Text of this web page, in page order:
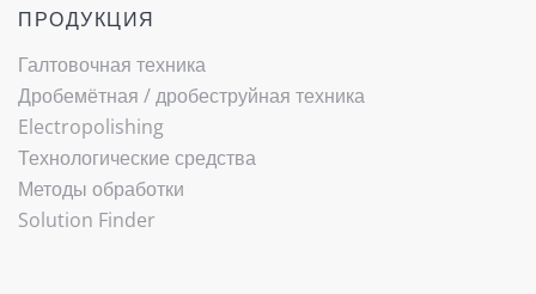
ПРОДУКЦИЯ
Галтовочная техника
Дробемётная / ­дробеструйная техника
Electropolishing
Технологические средства
Методы обработки
Solution Finder